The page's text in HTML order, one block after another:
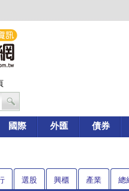
國際 外匯 債券
選股 興櫃 產業 總